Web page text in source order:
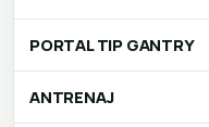
PORTAL TIP GANTRY
ANTRENAJ